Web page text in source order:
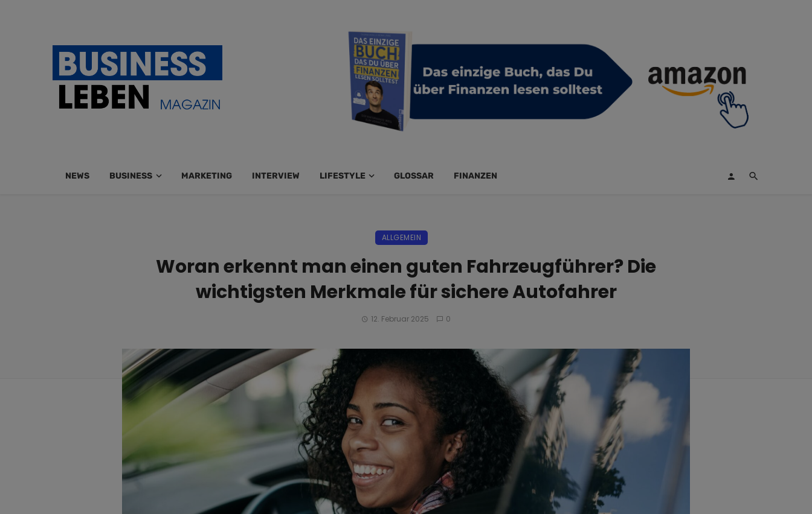
NEWS BUSINESS MARKETING INTERVIEW LIFESTYLE GLOSSAR FINANZEN
ALLGEMEIN
Woran erkennt man einen guten Fahrzeugführer? Die
wichtigsten Merkmale für sichere Autofahrer
12. Februar 2025 0